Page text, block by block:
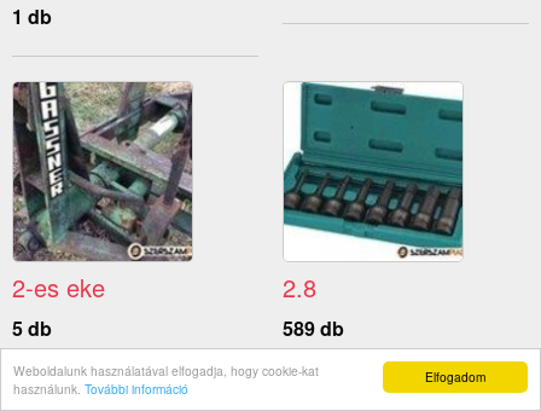
Elfogadom
Weboldalunk használatával elfogadja, hogy cookie-kat
használunk. További információ
1 db
2-es eke
5 db
2.8
589 db